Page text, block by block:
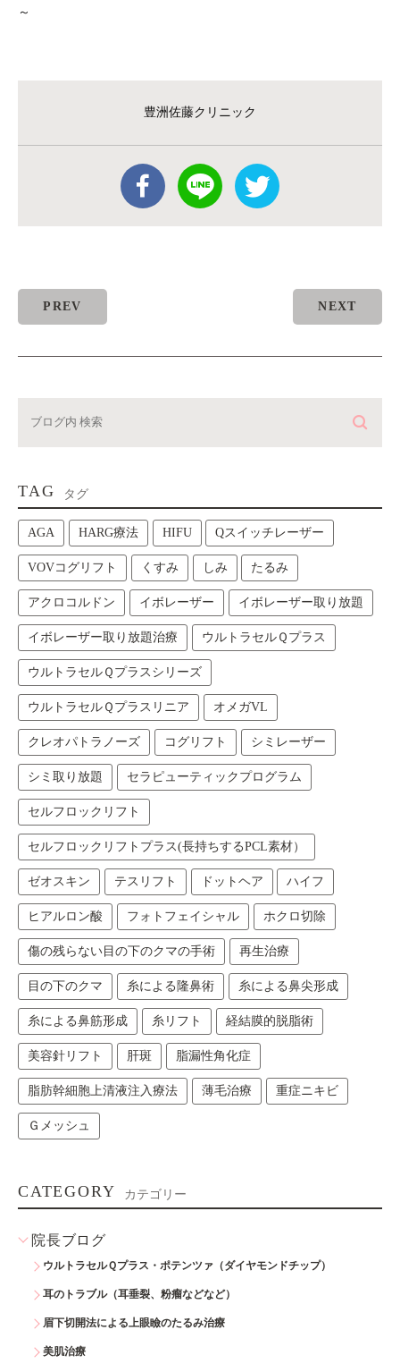
～
豊洲佐藤クリニック
PREV NEXT
TAG タグ
AGA HARG療法 HIFU Qスイッチレーザー
VOVコグリフト くすみ しみ たるみ
アクロコルドン イボレーザー イボレーザー取り放題
イボレーザー取り放題治療 ウルトラセルＱプラス
ウルトラセルＱプラスシリーズ
ウルトラセルＱプラスリニア オメガVL
クレオパトラノーズ コグリフト シミレーザー
シミ取り放題 セラピューティックプログラム
セルフロックリフト
セルフロックリフトプラス(長持ちするPCL素材）
ゼオスキン テスリフト ドットヘア ハイフ
ヒアルロン酸 フォトフェイシャル ホクロ切除
傷の残らない目の下のクマの手術 再生治療
目の下のクマ 糸による隆鼻術 糸による鼻尖形成
糸による鼻筋形成 糸リフト 経結膜的脱脂術
美容針リフト 肝斑 脂漏性角化症
脂肪幹細胞上清液注入療法 薄毛治療 重症ニキビ
Ｇメッシュ
CATEGORY カテゴリー
院長ブログ
ウルトラセルＱプラス・ポテンツァ（ダイヤモンドチップ）
耳のトラブル（耳垂裂、粉瘤などなど）
眉下切開法による上眼瞼のたるみ治療
美肌治療